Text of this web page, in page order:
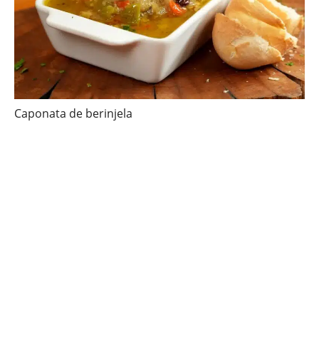
Caponata de berinjela